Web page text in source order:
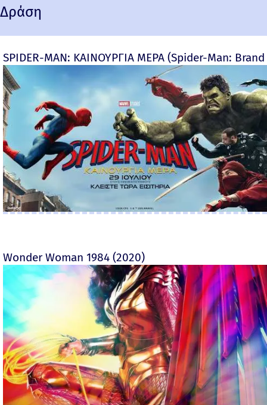
Δράση
SPIDER-MAN: ΚΑΙΝΟΥΡΓΙΑ ΜΕΡΑ (Spider-Man:
Wonder Woman 1984 (2020)